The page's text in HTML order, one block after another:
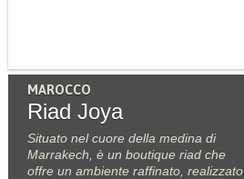
MAROCCO
Riad Joya
Situato nel cuore della medina di
Marrakech, è un boutique riad che
offre un ambiente raffinato, realizzato